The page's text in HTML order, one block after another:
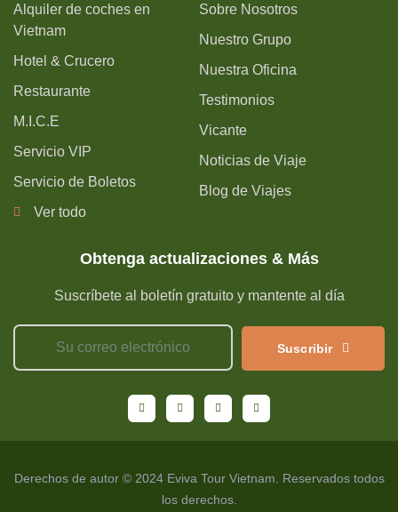
Alquiler de coches en
Vietnam
Hotel & Crucero
Restaurante
M.I.C.E
Servicio VIP
Servicio de Boletos
Ver todo
Sobre Nosotros
Nuestro Grupo
Nuestra Oficina
Testimonios
Vicante
Noticias de Viaje
Blog de Viajes
Obtenga actualizaciones & Más
Suscríbete al boletín gratuito y mantente al día
Suscribir
Derechos de autor © 2024 Eviva Tour Vietnam. Reservados todos
los derechos.